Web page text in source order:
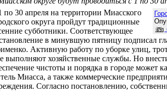
по 30 апреля на территории Миасского
округа пройдут традиционные
субботники. Соответствующее
в минувшую пятницу подписал
Активную работу по уборке улиц,
выполняют хозяйственные службы. Но
чистоты и порядка в городе может
Миасса, а также коммерческие
Согласно постановлению,